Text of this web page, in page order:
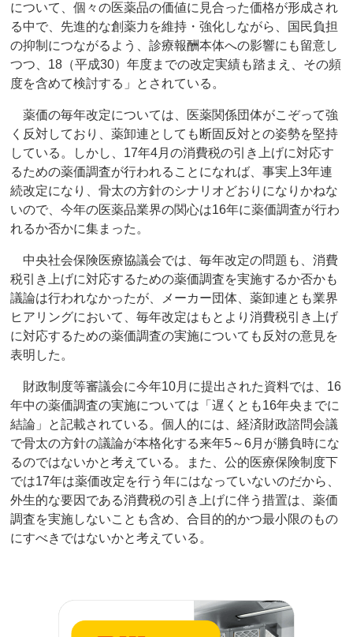
について、個々の医薬品の価値に見合った価格が形成され
る中で、先進的な創薬力を維持・強化しながら、国民負担
の抑制につながるよう、診療報酬本体への影響にも留意し
つつ、18（平成30）年度までの改定実績も踏まえ、その頻
度を含めて検討する」とされている。
薬価の毎年改定については、医薬関係団体がこぞって強
く反対しており、薬卸連としても断固反対との姿勢を堅持
している。しかし、17年4月の消費税の引き上げに対応す
るための薬価調査が行われることになれば、事実上3年連
続改定になり、骨太の方針のシナリオどおりになりかねな
いので、今年の医薬品業界の関心は16年に薬価調査が行わ
れるか否かに集まった。
中央社会保険医療協議会では、毎年改定の問題も、消費
税引き上げに対応するための薬価調査を実施するか否かも
議論は行われなかったが、メーカー団体、薬卸連とも業界
ヒアリングにおいて、毎年改定はもとより消費税引き上げ
に対応するための薬価調査の実施についても反対の意見を
表明した。
財政制度等審議会に今年10月に提出された資料では、16
年中の薬価調査の実施については「遅くとも16年央までに
結論」と記載されている。個人的には、経済財政諮問会議
で骨太の方針の議論が本格化する来年5～6月が勝負時にな
るのではないかと考えている。また、公的医療保険制度下
では17年は薬価改定を行う年にはなっていないのだから、
外生的な要因である消費税の引き上げに伴う措置は、薬価
調査を実施しないことも含め、合目的的かつ最小限のもの
にすべきではないかと考えている。